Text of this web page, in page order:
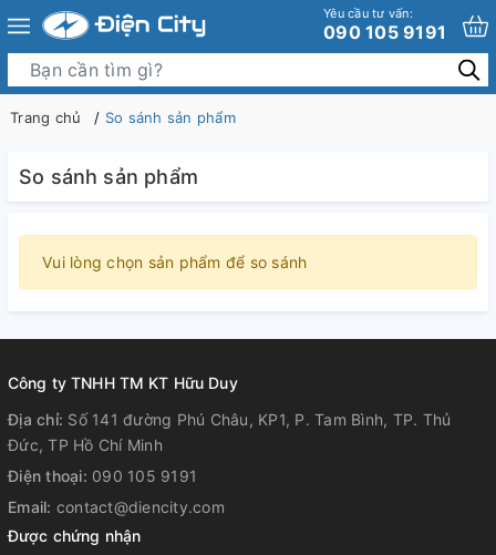
Yêu cầu tư vấn:
090 105 9191
Trang chủ So sánh sản phẩm
So sánh sản phẩm
Vui lòng chọn sản phẩm để so sánh
Công ty TNHH TM KT Hữu Duy
Địa chỉ: Số 141 đường Phú Châu, KP1, P. Tam Bình, TP. Thủ
Đức, TP Hồ Chí Minh
Điện thoại: 090 105 9191
Email: contact@diencity.com
Được chứng nhận